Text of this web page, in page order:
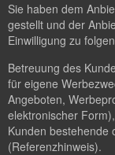
Sie haben dem
gestellt und der
Einwilligung zu
Betreuung des
für eigene
Angeboten,
elektronischer
Kunden bestehende
(Referenzhinweis).